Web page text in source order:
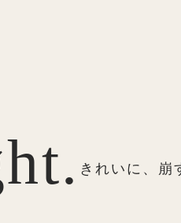
きれいに、崩